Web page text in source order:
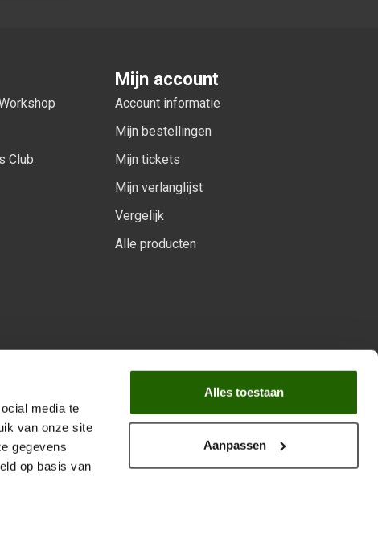
media te
van onze site
gegevens
op basis van
Alles toestaan
Aanpassen
Club
Mijn account
Account informatie
Mijn bestellingen
Mijn tickets
Mijn verlanglijst
Vergelijk
Alle producten